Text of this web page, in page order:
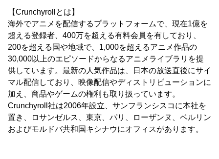
【Crunchyrollとは】
海外でアニメを配信するプラットフォームで、現在1億を
超える登録者、400万を超える有料会員を有しており、
200を超える国や地域で、1,000を超えるアニメ作品の
30,000以上のエピソードからなるアニメライブラリを提
供しています。最新の人気作品は、日本の放送直後にサイ
マル配信しており、映像配信やディストリビューションに
加え、商品やゲームの権利も取り扱っています。
Crunchyroll社は2006年設立、サンフランシスコに本社を
置き、ロサンゼルス、東京、パリ、ローザンヌ、ベルリン
およびモルドバ共和国キシナウにオフィスがあります。